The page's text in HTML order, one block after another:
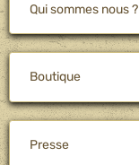
Qui sommes nous ?
Boutique
Presse